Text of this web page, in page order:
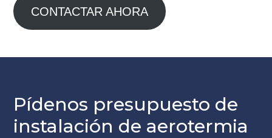
CONTACTAR AHORA
Pídenos presupuesto de
instalación de aerotermia